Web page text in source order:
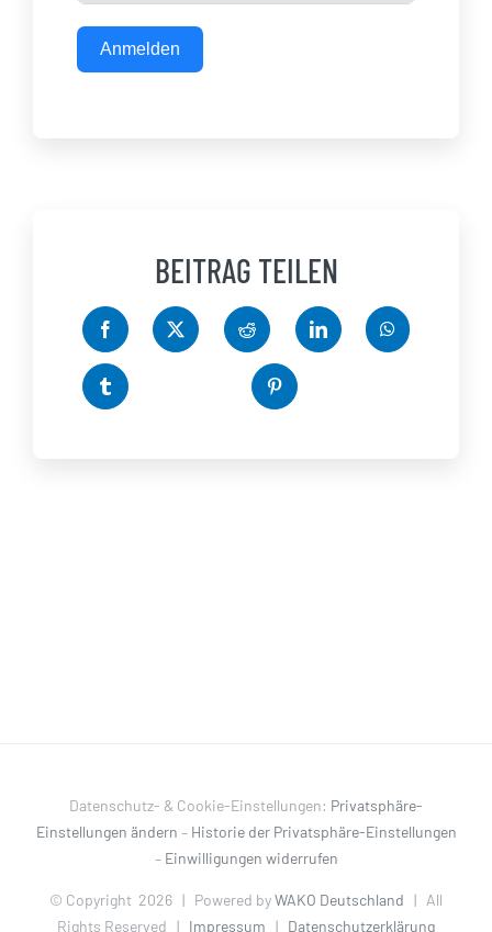
Anmelden
BEITRAG TEILEN
Datenschutz- & Cookie-Einstellungen: Privatsphäre-
Einstellungen ändern – Historie der Privatsphäre-Einstellungen
– Einwilligungen widerrufen
© Copyright 2026 | Powered byWAKO Deutschland | All
Rights Reserved | Impressum | Datenschutzerklärung